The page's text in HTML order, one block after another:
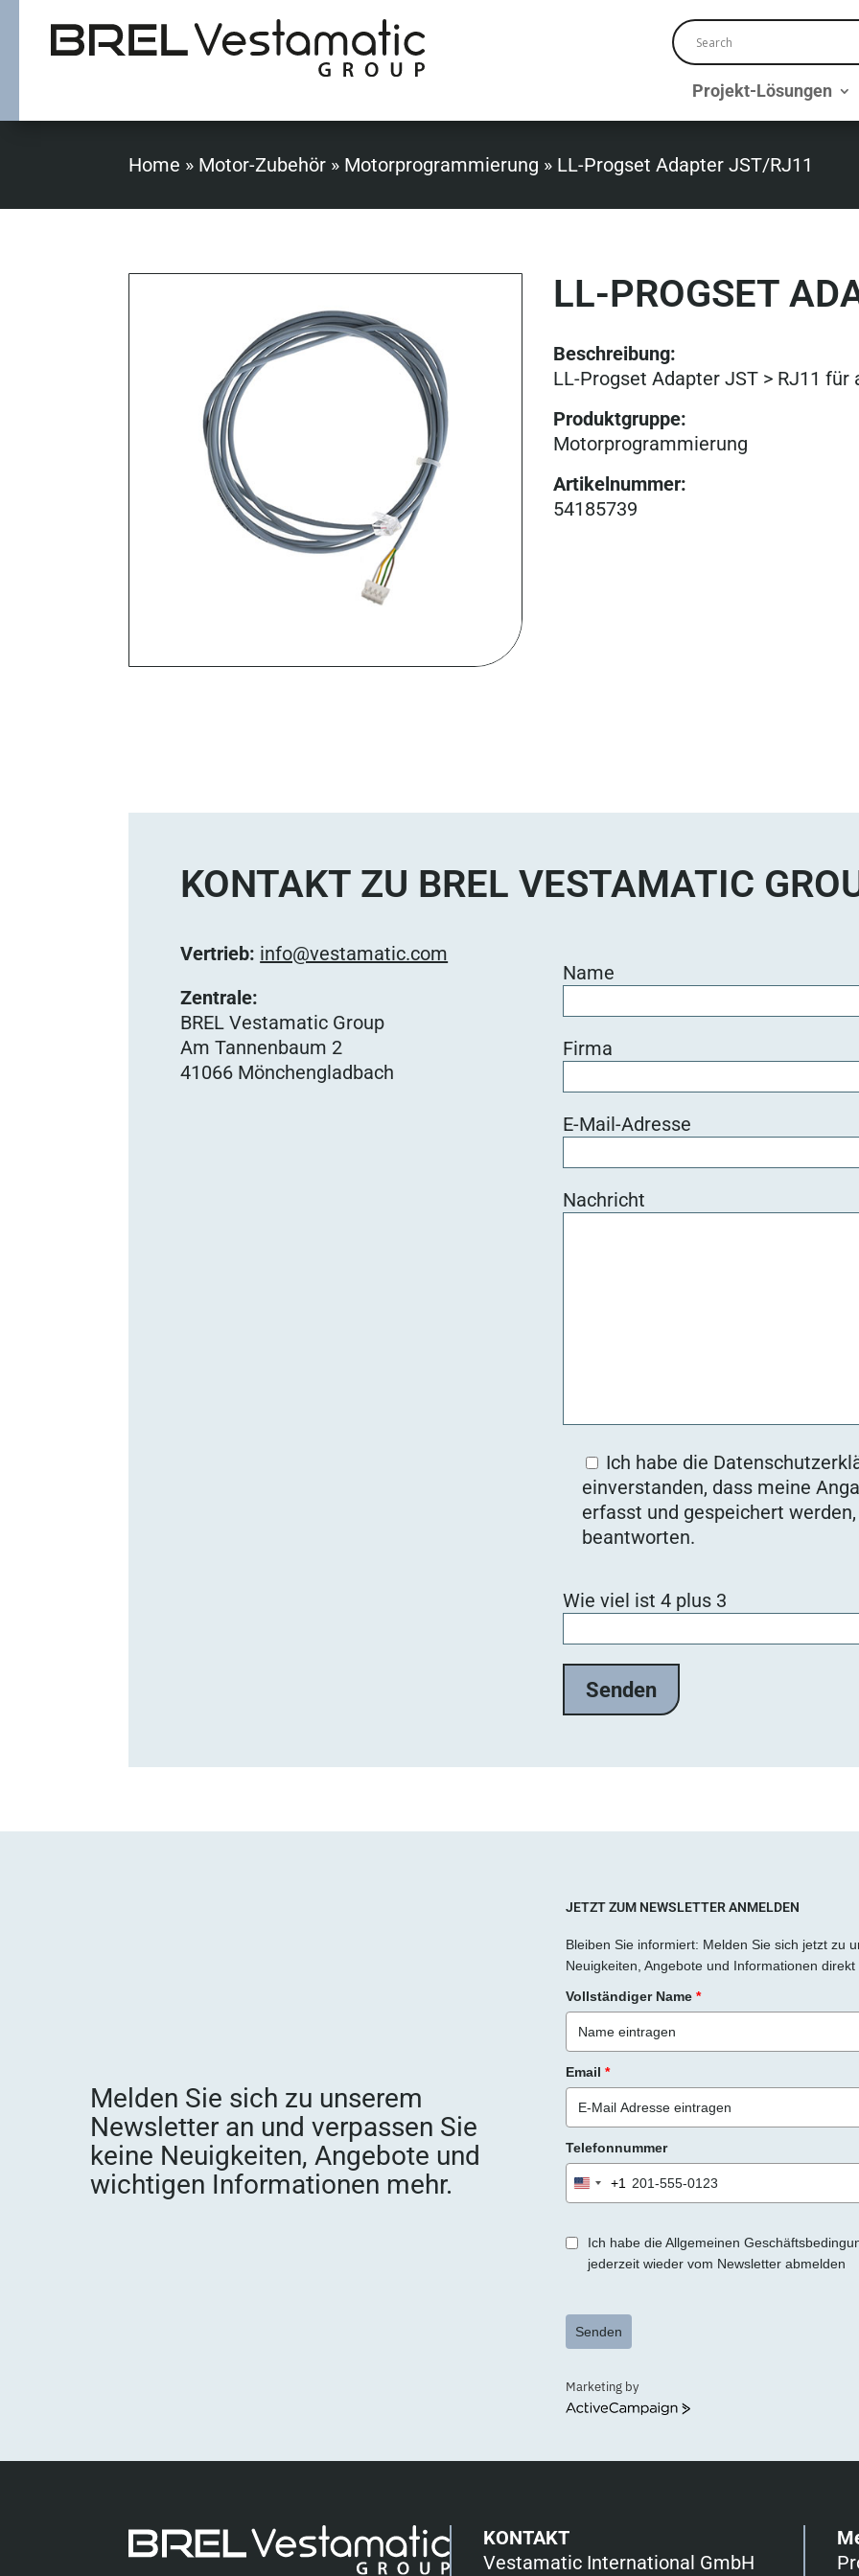
Projekt-Lösungen
Home » Motor-Zubehör » Motorprogrammierung » LL-Progset Adapter JST/RJ11
LL-PROGSET
Beschreibung:
LL-Progset Adapter JST > RJ11
Produktgruppe:
Motorprogrammierung
Artikelnummer:
54185739
KONTAKT ZU BREL VESTAMATIC
Vertrieb: info@vestamatic.com
Zentrale:
BREL Vestamatic Group
Am Tannenbaum 2
41066 Mönchengladbach
Name
Firma
E-Mail-Adresse
Nachricht
Ich habe die
einverstanden, dass meine
erfasst und gespeichert
beantworten.
Wie viel ist 4 plus 3
Melden Sie sich zu unserem
Newsletter an und verpassen Sie
keine Neuigkeiten, Angebote und
wichtigen Informationen mehr.
JETZT ZUM NEWSLETTER ANMELDEN
Bleiben Sie informiert: Melden Sie sich jetzt zu
Neuigkeiten, Angebote und Informationen
Vollständiger Name *
Email *
Telefonnummer
United
+1
Ich habe die Allgemeinen
jederzeit wieder vom Newsletter abmelden
Senden
Marketing by
ActiveCampaign
KONTAKT
Vestamatic International GmbH